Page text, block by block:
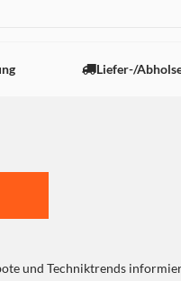
Liefer-/
und Techniktrends